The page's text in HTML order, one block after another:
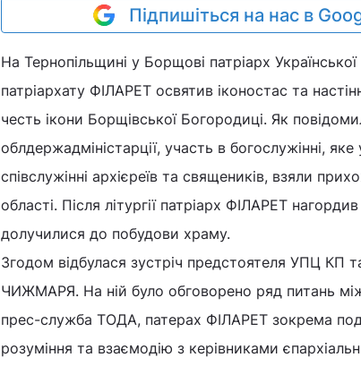
Підпишіться на нас в
На Тернопільщині у Борщові патріарх
патріархату ФІЛАРЕТ освятив іконостас та
честь ікони Борщівської Богородиці. Як
облдержадміністарції, участь в богослужінні,
співслужінні архієреїв та священиків, взяли
області. Після літургії патріарх ФІЛАРЕТ
долучилися до побудови храму.
Згодом відбулася зустріч предстоятеля УПЦ КП
ЧИЖМАРЯ. На ній було обговорено ряд питань
прес-служба ТОДА, патерах ФІЛАРЕТ зокрема
розуміння та взаємодію з керівниками